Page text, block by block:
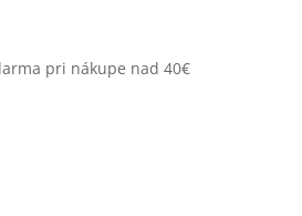
pri nákupe nad 40€